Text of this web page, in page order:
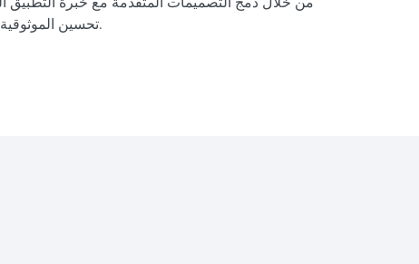
تحسين الموثوقية والاقتصاد لعملائنا.